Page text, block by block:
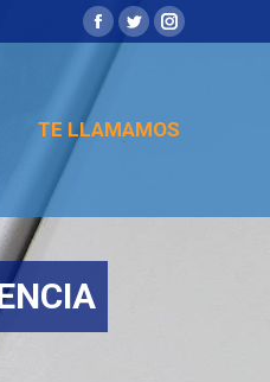
Facebook
TwitterInstagram
TE LLAMAMOS
TE LLAMAMOS